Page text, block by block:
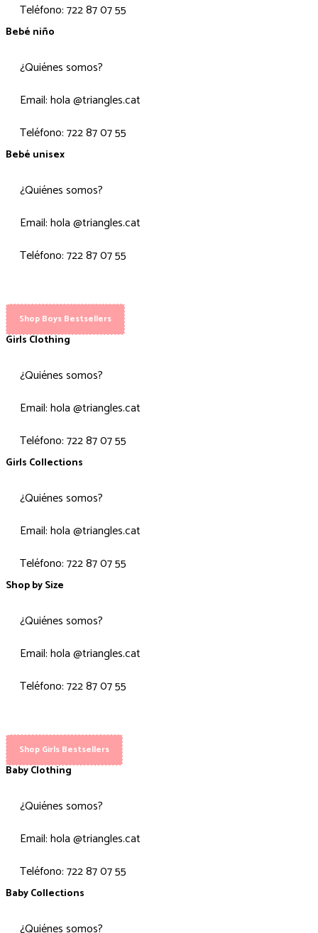
Teléfono: 722 87 07 55
Bebé niño
¿Quiénes somos?
Email: hola @triangles.cat
Teléfono: 722 87 07 55
Bebé unisex
¿Quiénes somos?
Email: hola @triangles.cat
Teléfono: 722 87 07 55
Shop Boys Bestsellers
Girls Clothing
¿Quiénes somos?
Email: hola @triangles.cat
Teléfono: 722 87 07 55
Girls Collections
¿Quiénes somos?
Email: hola @triangles.cat
Teléfono: 722 87 07 55
Shop by Size
¿Quiénes somos?
Email: hola @triangles.cat
Teléfono: 722 87 07 55
Shop Girls Bestsellers
Baby Clothing
¿Quiénes somos?
Email: hola @triangles.cat
Teléfono: 722 87 07 55
Baby Collections
¿Quiénes somos?